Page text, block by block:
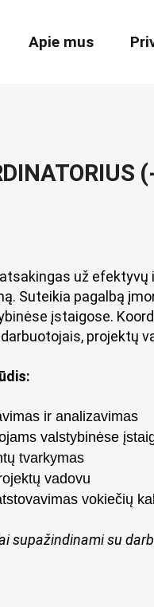
Apie mus
už efektyvų
Suteikia pagalbą
įstaigose.
projektų
ir analizavimas
valstybinėse
tvarkymas
vadovu
vokiečių
supažindinami su